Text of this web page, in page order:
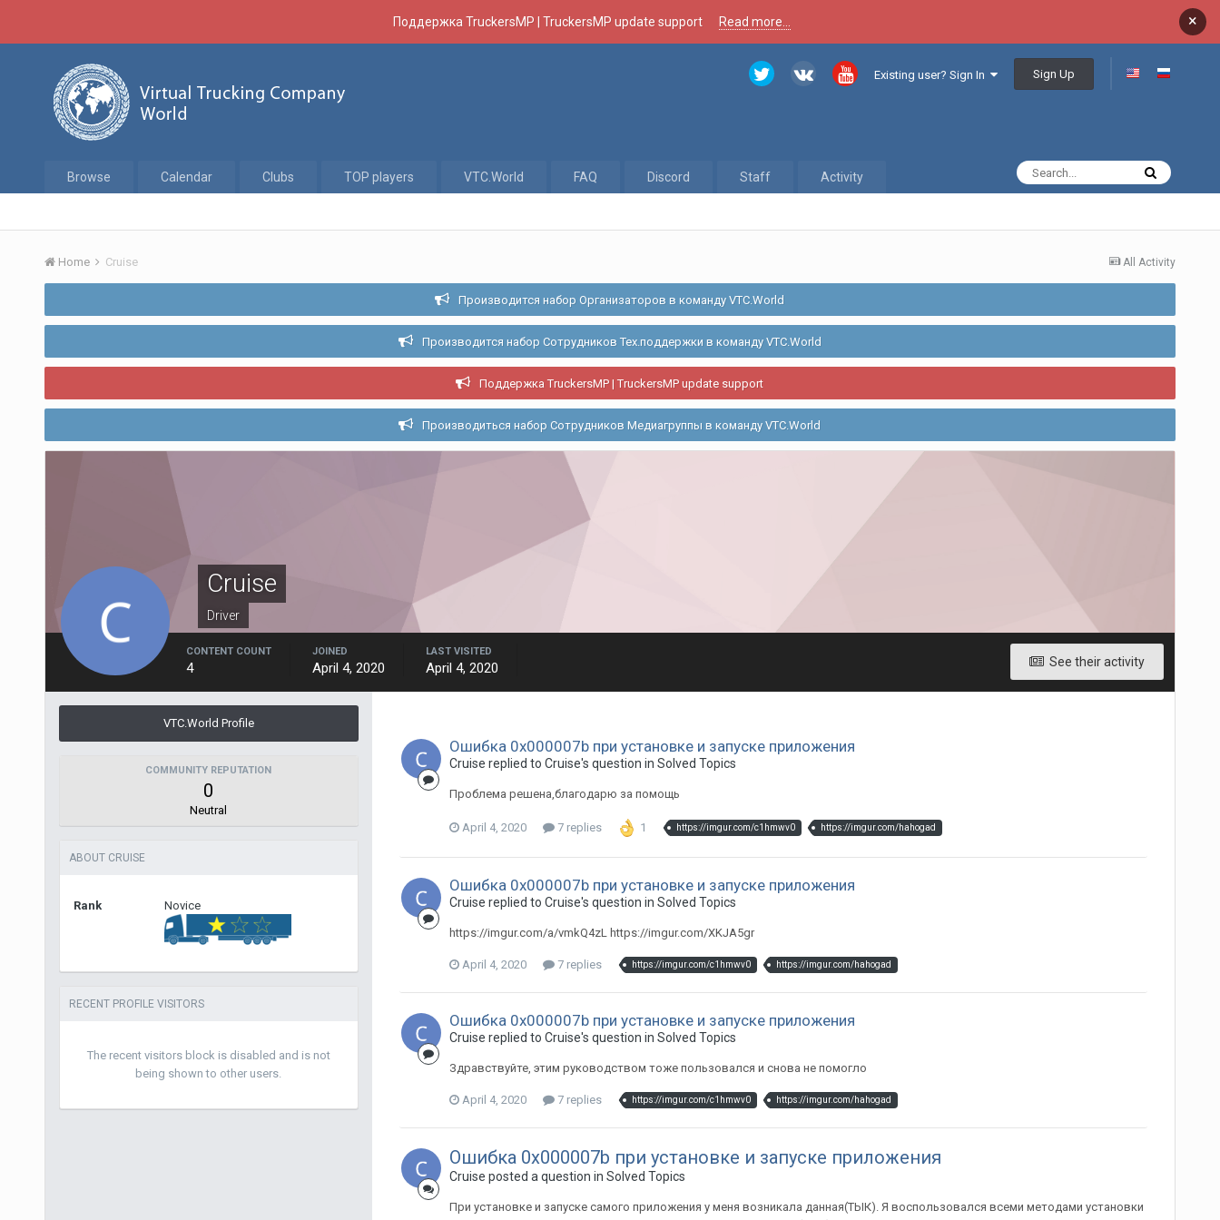
Поддержка TruckersMP | TruckersMP update support Read more... ×
Existing user? Sign In Sign Up
Browse Calendar Clubs TOP players VTC.World FAQ Discord Staff Activity
All Activity
Home Cruise
Производится набор Организаторов в команду VTC.World
Производится набор Сотрудников Тех.поддержки в команду VTC.World
Поддержка TruckersMP | TruckersMP update support
Производиться набор Сотрудников Медиагруппы в команду VTC.World
Cruise
Driver
See their activity
CONTENT COUNT
4
JOINED
April 4, 2020
LAST VISITED
April 4, 2020
VTC.World Profile
COMMUNITY REPUTATION
0
Neutral
ABOUT CRUISE
Rank Novice
RECENT PROFILE VISITORS
The recent visitors block is disabled and is not
being shown to other users.
Ошибка 0х000007b при установке и запуске приложения
Cruise replied to Cruise's question in Solved Topics
Проблема решена,благодарю за помощь
April 4, 2020 7 replies 1 https://imgur.com/c1hmwv0 https://imgur.com/hahogad
Ошибка 0х000007b при установке и запуске приложения
Cruise replied to Cruise's question in Solved Topics
https://imgur.com/a/vmkQ4zL https://imgur.com/XKJA5gr
April 4, 2020 7 replies https://imgur.com/c1hmwv0 https://imgur.com/hahogad
Ошибка 0х000007b при установке и запуске приложения
Cruise replied to Cruise's question in Solved Topics
Здравствуйте, этим руководством тоже пользовался и снова не помогло
April 4, 2020 7 replies https://imgur.com/c1hmwv0 https://imgur.com/hahogad
Ошибка 0х000007b при установке и запуске приложения
Cruise posted a question in Solved Topics
При установке и запуске самого приложения у меня возникала данная(ТЫК). Я воспользовался всеми методами установки